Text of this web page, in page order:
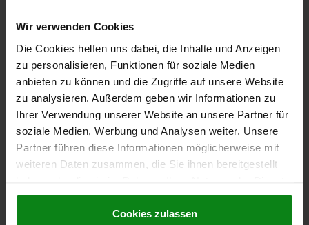
Wir verwenden Cookies
Die Cookies helfen uns dabei, die Inhalte und Anzeigen
zu personalisieren, Funktionen für soziale Medien
anbieten zu können und die Zugriffe auf unsere Website
zu analysieren. Außerdem geben wir Informationen zu
Ihrer Verwendung unserer Website an unsere Partner für
soziale Medien, Werbung und Analysen weiter. Unsere
Partner führen diese Informationen möglicherweise mit
weiteren Daten zusammen, die Sie ihnen bereitgestellt
gesammelt haben.Cookie Richtlinien
Datenschutz|AGB
Cookies zulassen
SW1=5 Ø BILLE=15
CAPACITÉ DE CHARGE KN MAX. (CHARGES STATIQUES
UNIQUEMENT)=30
Référence: 02007-112X060
103,09 CHF
hors frais d’envoi
DÉTAILS
02007 C